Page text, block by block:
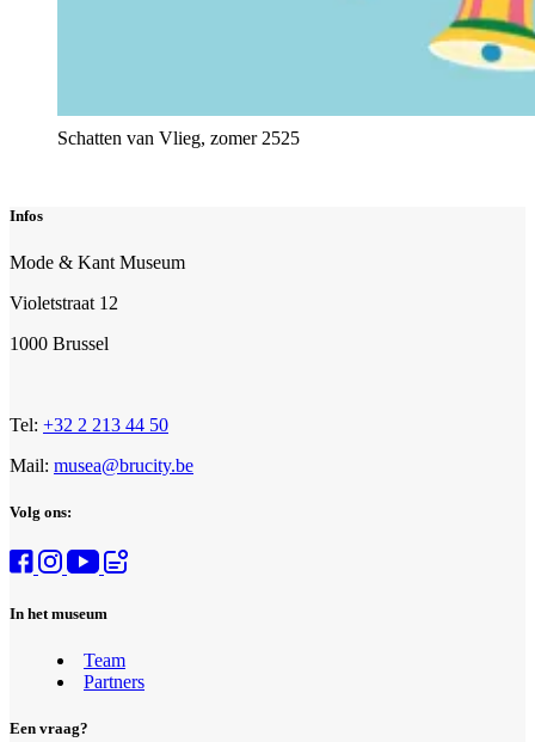
Schatten van Vlieg, zomer 2525
Infos
Mode & Kant Museum
Violetstraat 12
1000 Brussel
Tel: +32 2 213 44 50
Mail: musea@brucity.be
Volg ons:
In het museum
Team
Partners
Een vraag?